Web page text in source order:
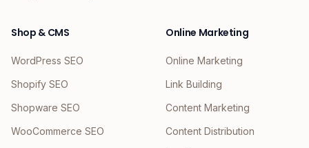
Shop & CMS
WordPress SEO
Shopify SEO
Shopware SEO
WooCommerce SEO
Online Marketing
Online Marketing
Link Building
Content Marketing
Content Distribution